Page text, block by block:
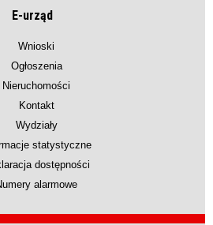
E-urząd
Wnioski
Ogłoszenia
Nieruchomości
Kontakt
Wydziały
statystyczne
dostępności
alarmowe